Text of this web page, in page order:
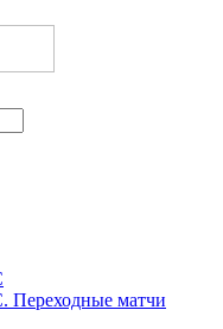
Переходные матчи